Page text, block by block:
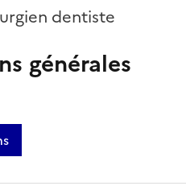
dentiste
générales